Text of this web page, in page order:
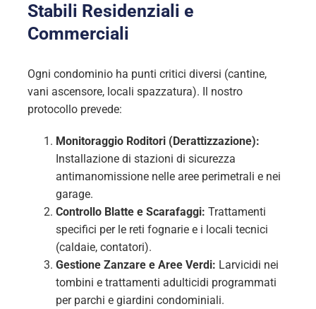
Stabili Residenziali e
Commerciali
Ogni condominio ha punti critici diversi (cantine,
vani ascensore, locali spazzatura). Il nostro
protocollo prevede:
Monitoraggio Roditori (Derattizzazione):
Installazione di stazioni di sicurezza
antimanomissione nelle aree perimetrali e nei
garage.
Controllo Blatte e Scarafaggi: Trattamenti
specifici per le reti fognarie e i locali tecnici
(caldaie, contatori).
Gestione Zanzare e Aree Verdi: Larvicidi nei
tombini e trattamenti adulticidi programmati
per parchi e giardini condominiali.